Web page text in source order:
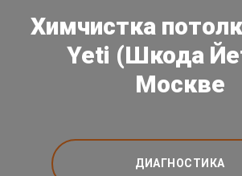
Химчистка
Yeti (Шкода
Москве
ДИАГНОСТИКА